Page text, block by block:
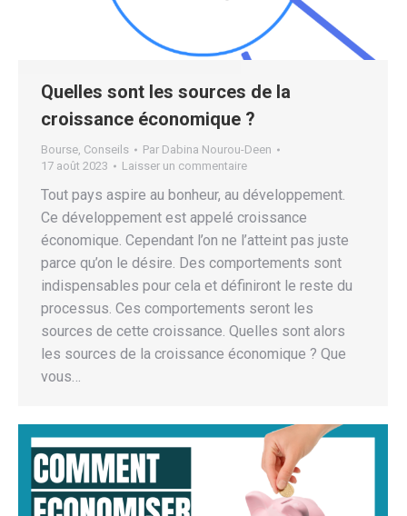
Quelles sont les sources de la
croissance économique ?
Bourse, Conseils Par Dabina Nourou-Deen
17 août 2023
Laisser un commentaire
Tout pays aspire au bonheur, au développement.
Ce développement est appelé croissance
économique. Cependant l’on ne l’atteint pas juste
parce qu’on le désire. Des comportements sont
indispensables pour cela et définiront le reste du
processus. Ces comportements seront les
sources de cette croissance. Quelles sont alors
les sources de la croissance économique ? Que
vous…